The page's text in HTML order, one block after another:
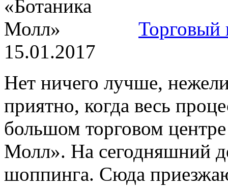
Торговый
15.01.2017
Нет ничего лучше,
приятно, когда весь
большом торговом
Молл». На сегодняшний
шоппинга. Сюда